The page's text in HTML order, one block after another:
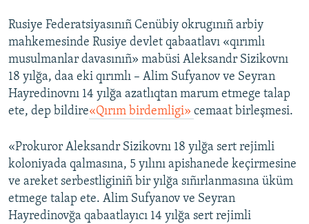
RFE/RS bütün saytları
Rusiye Federatsiyasınıñ Cenübiy okrugınıñ arbiy
mahkemesinde Rusiye devlet qabaatlavı «qırımlı
musulmanlar davasınıñ» mabüsi Aleksandr Sizikovnı
18 yılğa, daa eki qırımlı – Alim Sufyanov ve Seyran
Hayredinovnı 14 yılğa azatlıqtan marum etmege talap
ete, dep bildire«Qırım birdemligi» cemaat birleşmesi.
«Prokuror Aleksandr Sizikovnı 18 yılğa sert rejimli
koloniyada qalmasına, 5 yılını apishanede keçirmesine
ve areket serbestliginiñ bir yılğa sıñırlanmasına üküm
etmege talap ete. Alim Sufyanov ve Seyran
Hayredinovğa qabaatlayıcı 14 yılğa sert rejimli